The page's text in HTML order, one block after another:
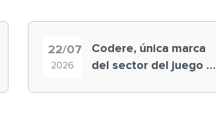
22/07
2026
Codere, única marca
del sector del juego en